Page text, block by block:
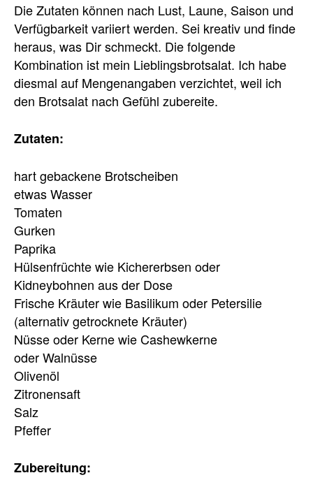
Die Zutaten können nach Lust, Laune, Saison und
Verfügbarkeit variiert werden. Sei kreativ und finde
heraus, was Dir schmeckt. Die folgende
Kombination ist mein Lieblingsbrotsalat. Ich habe
diesmal auf Mengenangaben verzichtet, weil ich
den Brotsalat nach Gefühl zubereite.
Zutaten:
hart gebackene Brotscheiben
etwas Wasser
Tomaten
Gurken
Paprika
Hülsenfrüchte wie Kichererbsen oder
Kidneybohnen aus der Dose
Frische Kräuter wie Basilikum oder Petersilie
(alternativ getrocknete Kräuter)
Nüsse oder Kerne wie Cashewkerne
oder Walnüsse
Olivenöl
Zitronensaft
Salz
Pfeffer
Zubereitung: